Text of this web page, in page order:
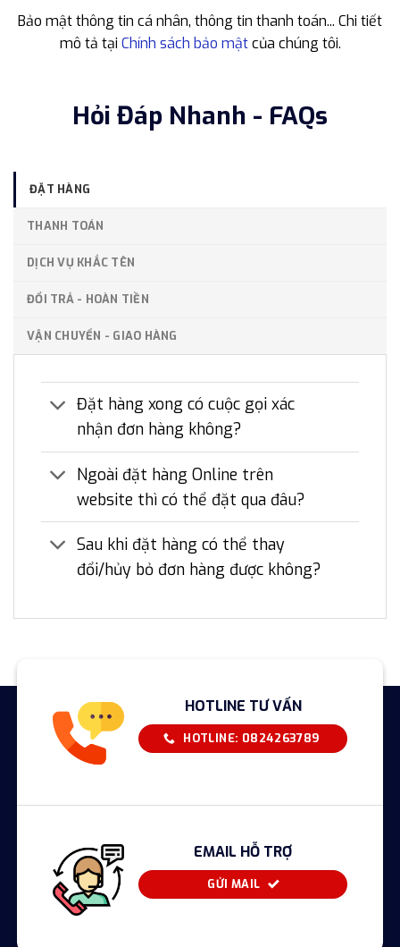
Bảo mật thông tin cá nhân, thông tin thanh toán... Chi tiết
mô tả tại Chính sách bảo mậtcủa chúng tôi.
Hỏi Đáp Nhanh - FAQs
ĐẶT HÀNG
THANH TOÁN
DỊCH VỤ KHẮC TÊN
ĐỔI TRẢ - HOÀN TIỀN
VẬN CHUYỂN - GIAO HÀNG
Đặt hàng xong có cuộc gọi xác
nhận đơn hàng không?
Ngoài đặt hàng Online trên
website thì có thể đặt qua đâu?
Sau khi đặt hàng có thể thay
đổi/hủy bỏ đơn hàng được không?
HOTLINE TƯ VẤN
HOTLINE: 0824263789
EMAIL HỖ TRỢ
GỬI MAIL